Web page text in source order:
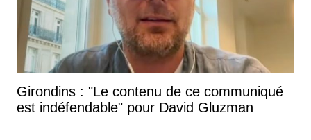
Girondins : "Le contenu de ce communiqué
est indéfendable" pour David Gluzman